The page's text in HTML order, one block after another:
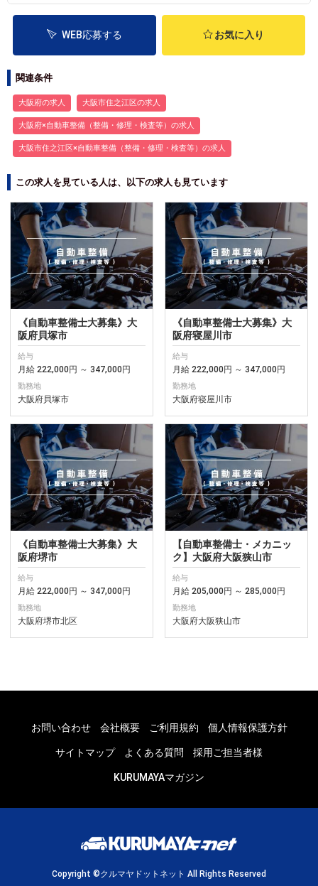
WEB応募する お気に入り
関連条件
大阪府の求人 大阪市住之江区の求人
大阪府×自動車整備（整備・修理・検査等）の求人
大阪市住之江区×自動車整備（整備・修理・検査等）の求人
この求人を見ている人は、以下の求人も見ています
《自動車整備士大募集》大
阪府貝塚市
給与
月給 222,000円 ～ 347,000円
勤務地
大阪府貝塚市
《自動車整備士大募集》大
阪府寝屋川市
給与
月給 222,000円 ～ 347,000円
勤務地
大阪府寝屋川市
《自動車整備士大募集》大
阪府堺市
給与
月給 222,000円 ～ 347,000円
勤務地
大阪府堺市北区
【自動車整備士・メカニッ
ク】大阪府大阪狭山市
給与
月給 205,000円 ～ 285,000円
勤務地
大阪府大阪狭山市
お問い合わせ 会社概要 ご利用規約 個人情報保護方針
サイトマップ よくある質問 採用ご担当者様
KURUMAYAマガジン
Copyright ©クルマヤドットネット All Rights Reserved